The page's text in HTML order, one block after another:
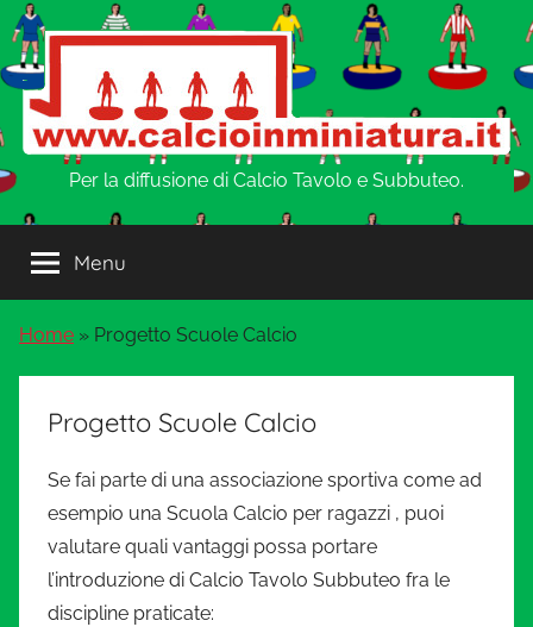
Salta
al
contenuto
w
w
.
Per la diffusione di Calcio Tavolo e Subbuteo.
Menu
Home » Progetto Scuole Calcio
Progetto Scuole Calcio
Se fai parte di una associazione sportiva come ad
esempio una Scuola Calcio per ragazzi , puoi
valutare quali vantaggi possa portare
l’introduzione di Calcio Tavolo Subbuteo fra le
discipline praticate: